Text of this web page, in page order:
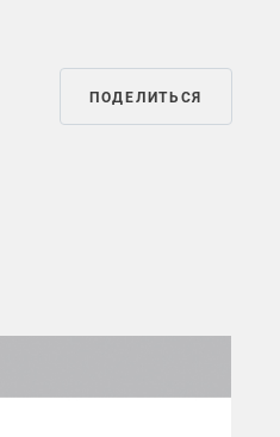
ПОДЕЛИТЬСЯ